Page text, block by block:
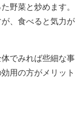
野菜と炒めます。
、 食べると気力が
でみれば些細な事
用の方がメリット